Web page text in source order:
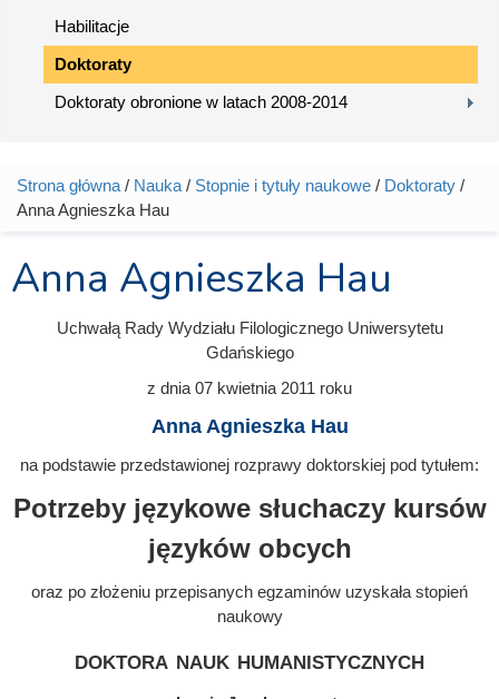
Habilitacje
Doktoraty
Doktoraty obronione w latach 2008-2014
Jesteś tutaj
Strona główna / Nauka / Stopnie i tytuły naukowe / Doktoraty /
Anna Agnieszka Hau
Anna Agnieszka Hau
Uchwałą Rady Wydziału Filologicznego Uniwersytetu
Gdańskiego
z dnia 07 kwietnia 2011 roku
Anna Agnieszka Hau
na podstawie przedstawionej rozprawy doktorskiej pod tytułem:
Potrzeby językowe słuchaczy kursów
języków obcych
oraz po złożeniu przepisanych egzaminów uzyskała stopień
naukowy
doktora nauk humanistycznych